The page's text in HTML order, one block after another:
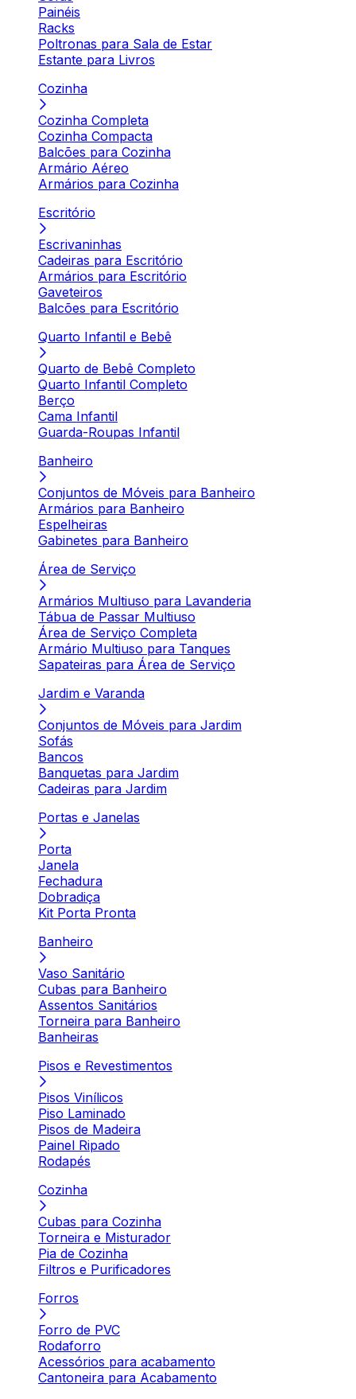
Painéis
Racks
Poltronas para Sala de Estar
Estante para Livros
Cozinha
Cozinha Completa
Cozinha Compacta
Balcões para Cozinha
Armário Aéreo
Armários para Cozinha
Escritório
Escrivaninhas
Cadeiras para Escritório
Armários para Escritório
Gaveteiros
Balcões para Escritório
Quarto Infantil e Bebê
Quarto de Bebê Completo
Quarto Infantil Completo
Berço
Cama Infantil
Guarda-Roupas Infantil
Banheiro
Conjuntos de Móveis para Banheiro
Armários para Banheiro
Espelheiras
Gabinetes para Banheiro
Área de Serviço
Armários Multiuso para Lavanderia
Tábua de Passar Multiuso
Área de Serviço Completa
Armário Multiuso para Tanques
Sapateiras para Área de Serviço
Jardim e Varanda
Conjuntos de Móveis para Jardim
Sofás
Bancos
Banquetas para Jardim
Cadeiras para Jardim
Portas e Janelas
Porta
Janela
Fechadura
Dobradiça
Kit Porta Pronta
Banheiro
Vaso Sanitário
Cubas para Banheiro
Assentos Sanitários
Torneira para Banheiro
Banheiras
Pisos e Revestimentos
Pisos Vinílicos
Piso Laminado
Pisos de Madeira
Painel Ripado
Rodapés
Cozinha
Cubas para Cozinha
Torneira e Misturador
Pia de Cozinha
Filtros e Purificadores
Forros
Forro de PVC
Rodaforro
Acessórios para acabamento
Cantoneira para Acabamento